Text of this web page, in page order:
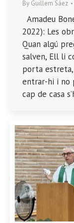
By Guillem Sáez
Amadeu
2022): Les
Quan algú
salven, Ell li
porta
entrar-hi i no
cap de casa